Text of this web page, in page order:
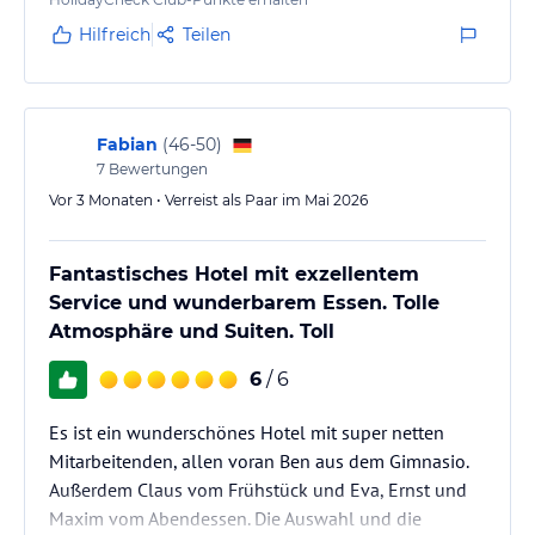
in einer unserer insgesamt fünf gemütlichen Restaurant-Stuben
und dem Buffetbereich mit Schauküche im Rahmen der
JAGDHOF-VERWÖHNPENSION:
Begrüßungsgetränk am Anreisetag
VITAL-FRÜHSTÜCK
Buffet von 7:00 bis 11:30 Uhr
Unsere Frühstücksköche verwöhnen Sie mit heimischen
Qualitätsprodukten in der Schauküche und am umfangreichen
Frühstücksbuffet.
LIGHT LUNCH & NACHMITTAGSSNACK
Es erwarten Sie knackige Salate, warme Gerichte, eine
hausgemachte Suppe, frisches Obst und Gemüse, bayerische
Schmankerl, verschiedenste Kaffee- & Teespezialitäten,
alkoholfreie Erfrischungsgetränke sowie eine große Auswahl an
Hilfreich Teilen
Fabian (46-50)
7 Bewertungen
Vor 3 Monaten • Verreist als Paar im Mai 2026
Fantastisches Hotel mit exzellentem
Service und wunderbarem Essen. Tolle
Atmosphäre und Suiten. Toll
6 / 6
Es ist ein wunderschönes Hotel mit super netten
Mitarbeitenden, allen voran Ben aus dem Gimnasio.
Außerdem Claus vom Frühstück und Eva, Ernst und
Maxim vom Abendessen. Die Auswahl und die